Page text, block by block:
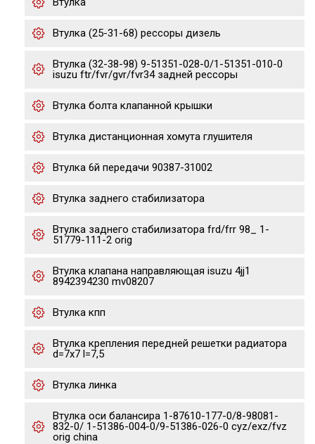
Втулка (25-31-68) рессоры дизель
Втулка (32-38-98) 9-51351-028-0/1-51351-010-0
isuzu ftr/fvr/gvr/fvr34 задней рессоры
Втулка болта клапанной крышки
Втулка дистанционная хомута глушителя
Втулка 6й передачи 90387-31002
Втулка заднего стабилизатора
Втулка заднего стабилизатора frd/frr 98_ 1-
51779-111-2 orig
Втулка клапана направляющая isuzu 4jj1
8942394230 mv08207
Втулка кпп
Втулка крепления передней решетки радиатора
d=7x7 l=7,5
Втулка линка
Втулка оси балансира 1-87610-177-0/8-98081-
832-0/ 1-51386-004-0/9-51386-026-0 cyz/exz/fvz
orig china